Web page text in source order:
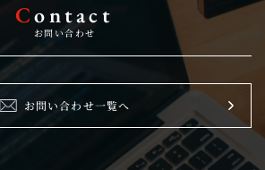
Contact
お問い合わせ
お問い合わせ一覧へ